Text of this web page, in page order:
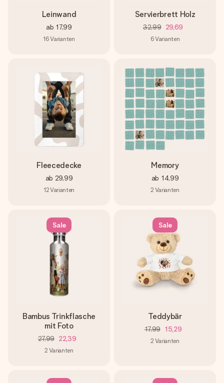
Leinwand
ab 17,99
16Varianten
Servierbrett Holz
32,99 29,69
6Varianten
Fleecedecke
ab 29,99
12Varianten
Memory
ab 14,99
2 Varianten
Sale
Bambus Trinkflasche
mit Foto
27,99 22,39
2 Varianten
Sale
Teddybär
17,99 15,29
2 Varianten